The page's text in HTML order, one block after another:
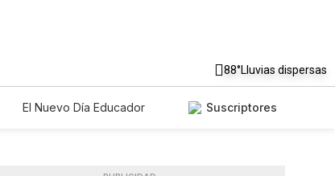
88°Lluvias dispersas
El Nuevo Día Educador
Suscriptores